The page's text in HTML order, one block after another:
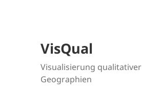
VisQual
Visualisierung qualitativer
Geographien